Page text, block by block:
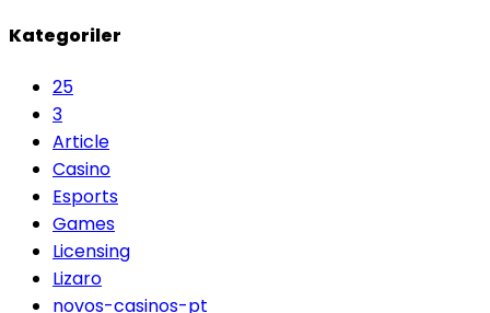
Kategoriler
25
3
Article
Casino
Esports
Games
Licensing
Lizaro
novos-casinos-pt